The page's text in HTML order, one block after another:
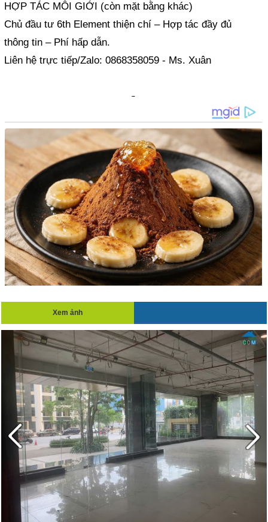
HỢP TÁC MÔI GIỚI (còn mặt bằng khác)
Chủ đầu tư 6th Element thiện chí – Hợp tác đầy đủ
thông tin – Phí hấp dẫn.
Liên hệ trực tiếp/Zalo: 0868358059 - Ms. Xuân
Xem ảnh